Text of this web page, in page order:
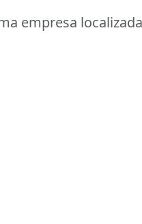
empresa